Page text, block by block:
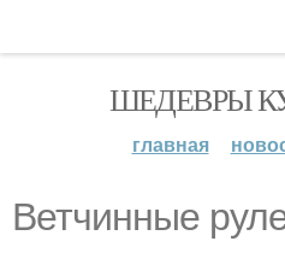
ШЕДЕВРЫ
главная
Ветчинные